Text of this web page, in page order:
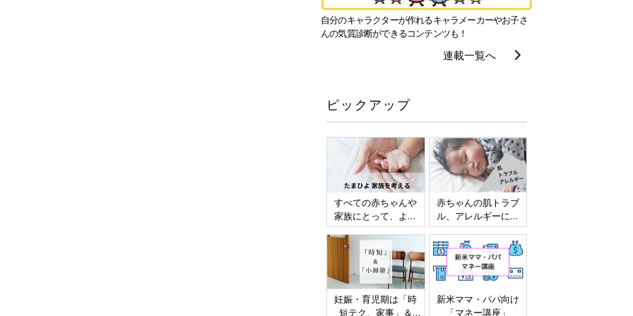
自分のキャラクターが作れるキャラメーカーやお子さ
んの気質診断ができるコンテンツも！
連載一覧へ
ピックアップ
すべての赤ちゃんや
家族にとって、より
よい社会・環境とな
ることをめざしてさ
まざまな課題を取材
し、発信していきま
す
赤ちゃんの肌トラブ
ル、アレルギーにつ
いて
妊娠・育児期は「時
短テク、家事」＆
新米ママ・パパ向け
「マネー講座」